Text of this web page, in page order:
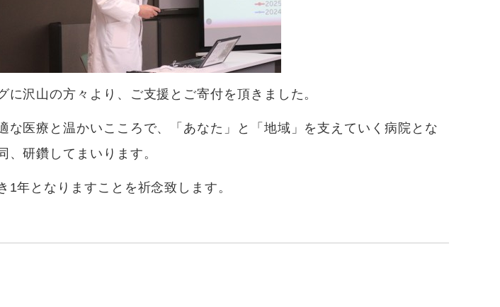
に沢山の方々より、ご支援とご寄付を頂きました。
な医療と温かいこころで、「あなた」と「地域」を支えていく病院とな
、研鑽してまいります。
1年となりますことを祈念致します。